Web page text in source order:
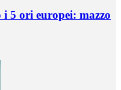
5 ori europei: mazzo